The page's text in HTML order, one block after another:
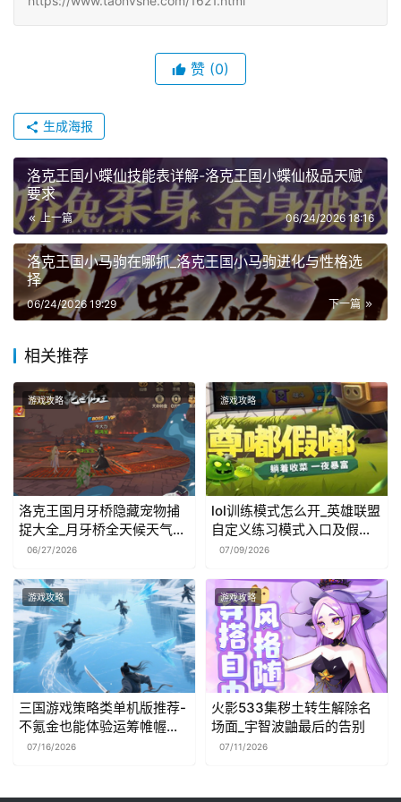
赞 (0)
生成海报
洛克王国小蝶仙技能表详解-洛克王国小蝶仙极品天赋
要求
上一篇 06/24/2026 18:16
洛克王国小马驹在哪抓_洛克王国小马驹进化与性格选
择
下一篇
06/24/2026 19:29
相关推荐
游戏攻略
洛克王国月牙桥隐藏宠物捕
捉大全_月牙桥全天候天气事
件盘点
06/27/2026
游戏攻略
lol训练模式怎么开_英雄联盟
自定义练习模式入口及假人
设置教程
07/09/2026
游戏攻略
三国游戏策略类单机版推荐-
不氪金也能体验运筹帷幄的
快感
07/16/2026
游戏攻略
火影533集秽土转生解除名
场面_宇智波鼬最后的告别
07/11/2026